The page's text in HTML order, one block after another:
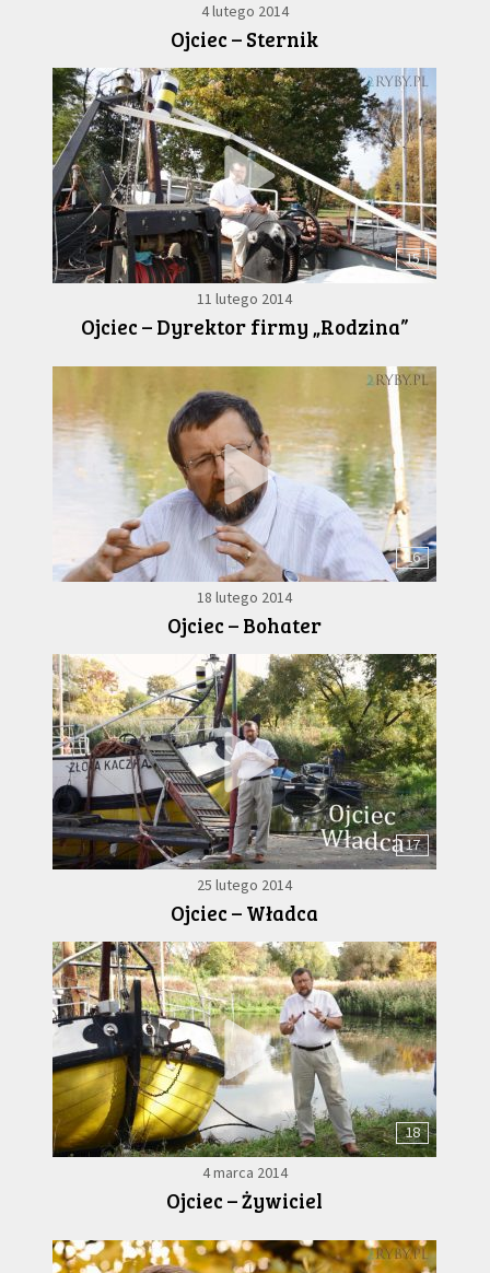
4 lutego 2014
Ojciec – Sternik
15
11 lutego 2014
Ojciec – Dyrektor firmy „Rodzina”
16
18 lutego 2014
Ojciec – Bohater
17
25 lutego 2014
Ojciec – Władca
18
4 marca 2014
Ojciec – Żywiciel